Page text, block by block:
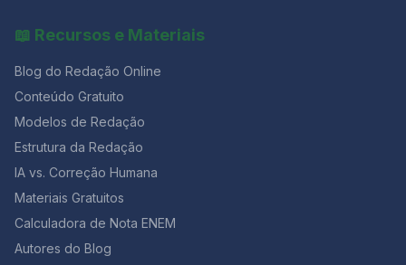
📖 Recursos e Materiais
Blog do Redação Online
Conteúdo Gratuito
Modelos de Redação
Estrutura da Redação
IA vs. Correção Humana
Materiais Gratuitos
Calculadora de Nota ENEM
Autores do Blog